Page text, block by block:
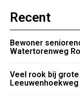
Recent
Bewoner
Watertorenweg
Veel rook bij